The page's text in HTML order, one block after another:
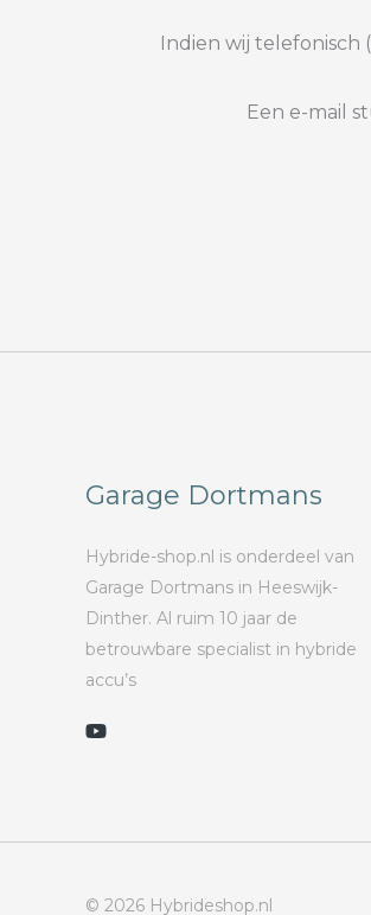
Indien wij telefonisch
Een e-mail
Garage Dortmans
Hybride-shop.nl is onderdeel van
Garage Dortmans in Heeswijk-
Dinther. Al ruim 10 jaar de
betrouwbare specialist in hybride
accu’s
© 2026 Hybrideshop.nl